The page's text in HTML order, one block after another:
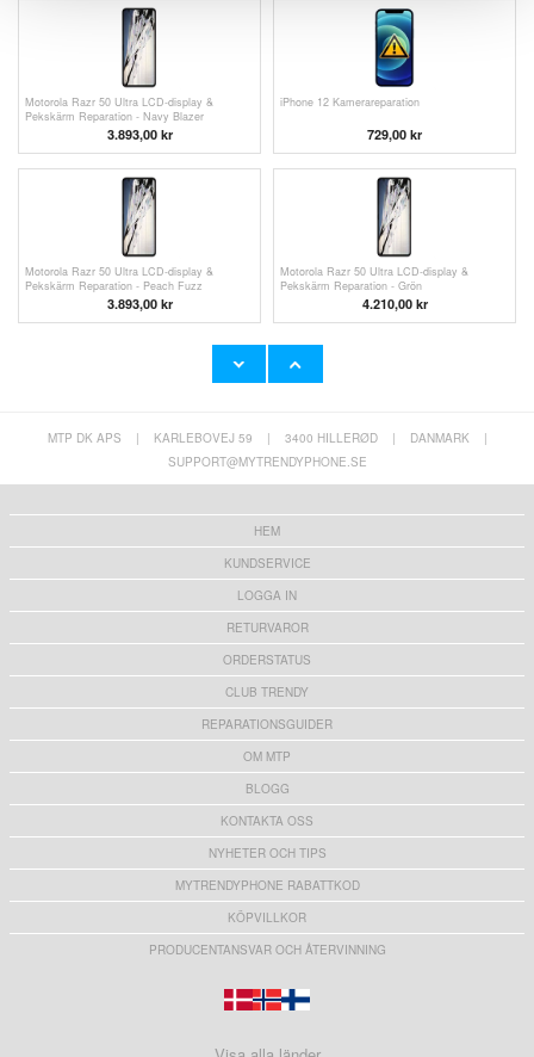
Motorola Razr 50 Ultra LCD-display &
Pekskärm Reparation - Navy Blazer
3.893,00kr
iPhone 12 Kamerareparation
729,00 kr
Motorola Razr 50 Ultra LCD-display &
Pekskärm Reparation - Peach Fuzz
3.893,00kr
Motorola Razr 50 Ultra LCD-display &
Pekskärm Reparation - Grön
4.210,00kr
Motorola Razr 50 Ultra LCD-display &
Pekskärm Reparation - Varmrosa
MTP DK APS | KARLEBOVEJ 59 | 3400 HILLERØD | DANMARK
|
SUPPORT@MYTRENDYPHONE.SE
HEM
KUNDSERVICE
LOGGA IN
RETURVAROR
ORDERSTATUS
CLUB TRENDY
REPARATIONSGUIDER
OM MTP
BLOGG
KONTAKTA OSS
NYHETER OCH TIPS
MYTRENDYPHONE RABATTKOD
KÖPVILLKOR
PRODUCENTANSVAR OCH ÅTERVINNING